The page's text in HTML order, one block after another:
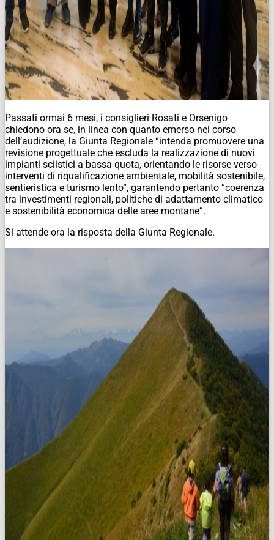
Passati ormai 6 mesi, i consiglieri Rosati e Orsenigo
chiedono ora se, in linea con quanto emerso nel corso
dell’audizione, la Giunta Regionale “intenda promuovere una
revisione progettuale che escluda la realizzazione di nuovi
impianti sciistici a bassa quota, orientando le risorse verso
interventi di riqualificazione ambientale, mobilità sostenibile,
sentieristica e turismo lento”, garantendo pertanto “coerenza
tra investimenti regionali, politiche di adattamento climatico
e sostenibilità economica delle aree montane”.
Si attende ora la risposta della Giunta Regionale.